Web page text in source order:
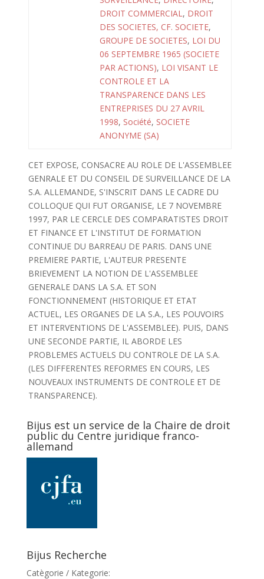
DROIT COMMERCIAL, DROIT
DES SOCIETES, CF. SOCIETE,
GROUPE DE SOCIETES, LOI DU
06 SEPTEMBRE 1965 (SOCIETE
PAR ACTIONS), LOI VISANT LE
CONTROLE ET LA
TRANSPARENCE DANS LES
ENTREPRISES DU 27 AVRIL
1998, Société, SOCIETE
ANONYME (SA)
CET EXPOSE, CONSACRE AU ROLE DE L'ASSEMBLEE
GENRALE ET DU CONSEIL DE SURVEILLANCE DE LA
S.A. ALLEMANDE, S'INSCRIT DANS LE CADRE DU
COLLOQUE QUI FUT ORGANISE, LE 7 NOVEMBRE
1997, PAR LE CERCLE DES COMPARATISTES DROIT
ET FINANCE ET L'INSTITUT DE FORMATION
CONTINUE DU BARREAU DE PARIS. DANS UNE
PREMIERE PARTIE, L'AUTEUR PRESENTE
BRIEVEMENT LA NOTION DE L'ASSEMBLEE
GENERALE DANS LA S.A. ET SON
FONCTIONNEMENT (HISTORIQUE ET ETAT
ACTUEL, LES ORGANES DE LA S.A., LES POUVOIRS
ET INTERVENTIONS DE L'ASSEMBLEE). PUIS, DANS
UNE SECONDE PARTIE, IL ABORDE LES
PROBLEMES ACTUELS DU CONTROLE DE LA S.A.
(LES DIFFERENTES REFORMES EN COURS, LES
NOUVEAUX INSTRUMENTS DE CONTROLE ET DE
TRANSPARENCE).
Bijus est un service de la Chaire de droit
public du Centre juridique franco-
allemand
Bijus Recherche
Catègorie / Kategorie: